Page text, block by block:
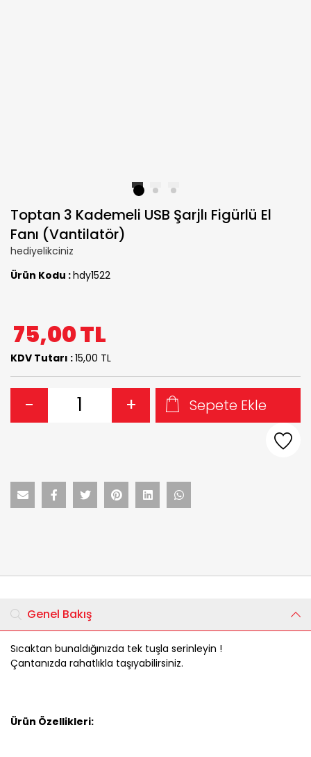
2 3
Toptan 3 Kademeli USB Şarjlı Figürlü El
Fanı (Vantilatör)
hediyelikciniz
Ürün Kodu :hdy1522
75,00TL
KDV Tutarı :15,00 TL
- + Sepete Ekle
Genel Bakış
Sıcaktan bunaldığınızda tek tuşla serinleyin !
Çantanızda rahatlıkla taşıyabilirsiniz.
Ürün Özellikleri: